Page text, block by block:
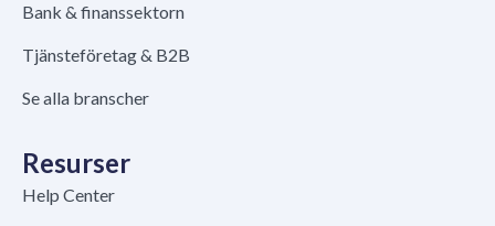
Bank & finanssektorn
Tjänsteföretag & B2B
Se alla branscher
Resurser
Help Center